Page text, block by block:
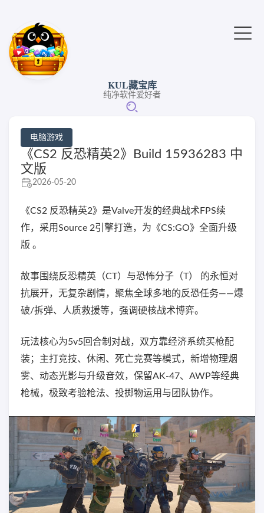
KUL藏宝库
纯净软件爱好者
电脑游戏
《CS2 反恐精英2》Build 15936283 中
文版
2026-05-20
《CS2 反恐精英2》是Valve开发的经典战术FPS续
作，采用Source 2引擎打造，为《CS:GO》全面升级
版 。
故事围绕反恐精英（CT）与恐怖分子（T） 的永恒对
抗展开，无复杂剧情，聚焦全球多地的反恐任务——爆
破/拆弹、人质救援等，强调硬核战术博弈。
玩法核心为5v5回合制对战，双方靠经济系统买枪配
装；主打竞技、休闲、死亡竞赛等模式，新增物理烟
雾、动态光影与升级音效，保留AK-47、AWP等经典
枪械，极致考验枪法、投掷物运用与团队协作。